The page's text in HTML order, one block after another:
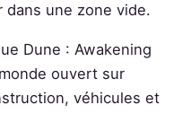
dans une zone vide.
Dune : Awakening
ouvert sur
véhicules et